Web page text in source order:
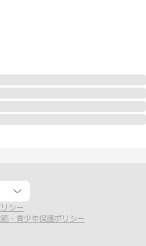
シー
・青少年保護ポリシー